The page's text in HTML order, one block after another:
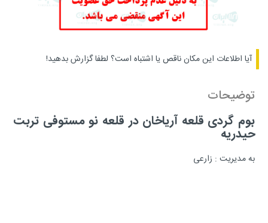
آیا اطلاعات این مکان ناقص یا اشتباه است؟ لطفا گزارش بدهید!
توضیحات
بوم گردی قلعه آریاخان در قلعه نو مستوفی تربت
حیدریه
به مدیریت : زارعی